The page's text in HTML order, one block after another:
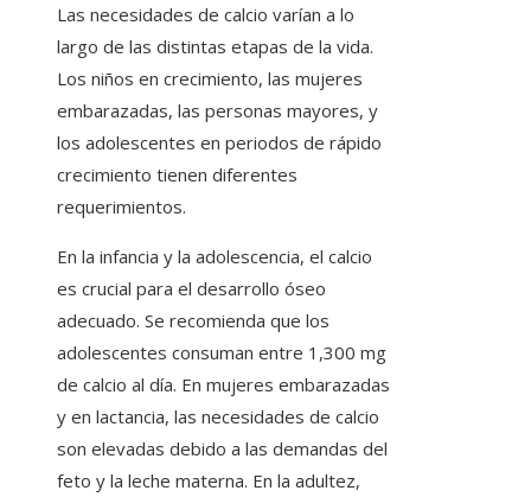
Las necesidades de calcio varían a lo
largo de las distintas etapas de la vida.
Los niños en crecimiento, las mujeres
embarazadas, las personas mayores, y
los adolescentes en periodos de rápido
crecimiento tienen diferentes
requerimientos.
En la infancia y la adolescencia, el calcio
es crucial para el desarrollo óseo
adecuado. Se recomienda que los
adolescentes consuman entre 1,300 mg
de calcio al día. En mujeres embarazadas
y en lactancia, las necesidades de calcio
son elevadas debido a las demandas del
feto y la leche materna. En la adultez,